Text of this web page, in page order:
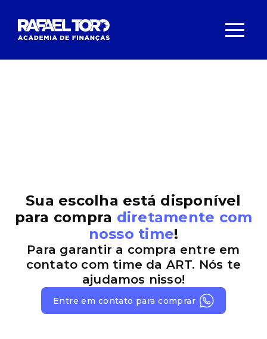
Sua escolha está disponível
para compra diretamente com
nosso time!
Para garantir a compra entre em
contato com time da ART. Nós te
ajudamos nisso!
Entre em contato para comprar